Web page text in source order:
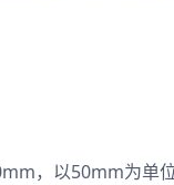
，以50mm为单